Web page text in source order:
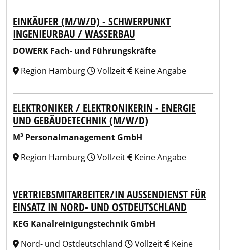
EINKÄUFER (M/W/D) - SCHWERPUNKT
INGENIEURBAU / WASSERBAU
DOWERK Fach- und Führungskräfte
Region Hamburg
Vollzeit Keine Angabe
ELEKTRONIKER / ELEKTRONIKERIN - ENERGIE
UND GEBÄUDETECHNIK (M/W/D)
M³ Personalmanagement GmbH
Region Hamburg
Vollzeit Keine Angabe
VERTRIEBSMITARBEITER/IN AUSSENDIENST FÜR E
INSATZ IN NORD- UND OSTDEUTSCHLAND
KEG Kanalreinigungstechnik GmbH
Nord- und Ostdeutschland
Vollzeit
Keine